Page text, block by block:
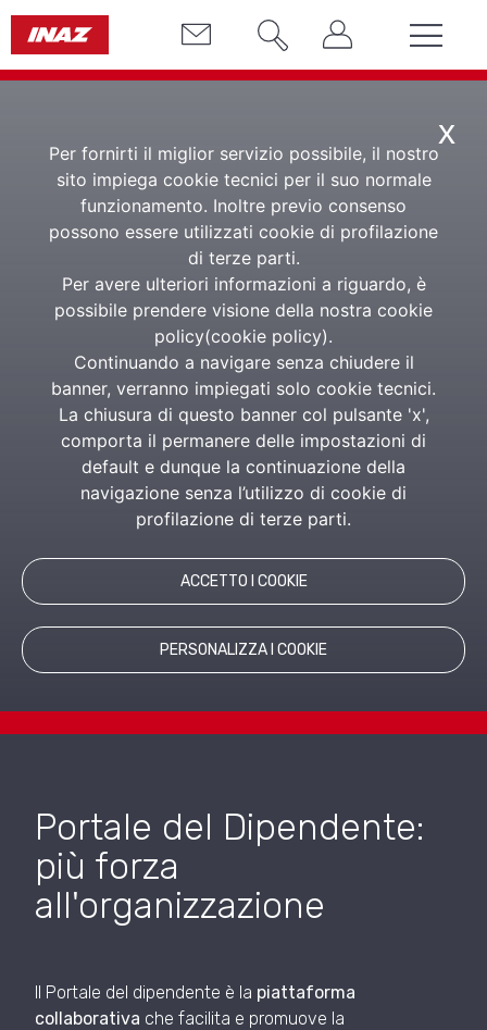
x
Per fornirti il miglior servizio possibile, il nostro
sito impiega cookie tecnici per il suo normale
funzionamento. Inoltre previo consenso
possono essere utilizzati cookie di profilazione
di terze parti.
Per avere ulteriori informazioni a riguardo, è
possibile prendere visione della nostra cookie
policy(cookie policy).
Continuando a navigare senza chiudere il
banner, verranno impiegati solo cookie tecnici.
La chiusura di questo banner col pulsante 'x',
comporta il permanere delle impostazioni di
default e dunque la continuazione della
navigazione senza l’utilizzo di cookie di
profilazione di terze parti.
ACCETTO I COOKIE
PERSONALIZZA I COOKIE
Portale del
Dipendente
La soluzione per il
dipendente
L'area riservata per ottimizzare la comunicazione tra
azienda e personale
RICHIEDI INFORMAZIONI
PRODOTTI CORRELATI
Portale del Dipendente:
più forza
all'organizzazione
Il Portale del dipendente è la piattaforma
collaborativa che facilita e promuove la